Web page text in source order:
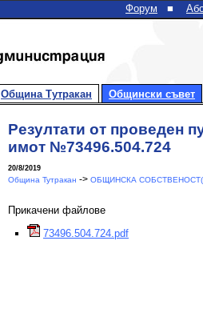
Форум ■
Община Тутракан Общински съвет
Резултати от проведен
имот №73496.504.724
20/8/2019
Община Тутракан -> ОБЩИНСКА
Прикачени файлове
73496.504.724.pdf